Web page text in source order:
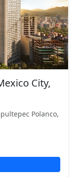
City,
Polanco,